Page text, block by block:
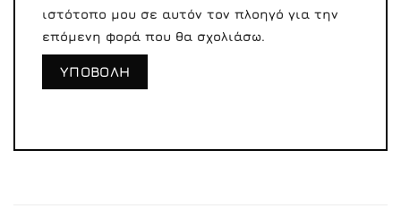
ιστότοπο μου σε αυτόν τον πλοηγό για την
επόμενη φορά που θα σχολιάσω.